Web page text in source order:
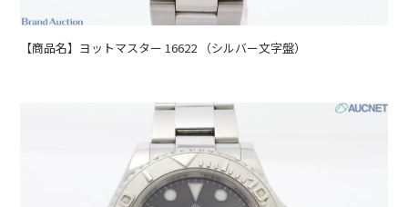
【商品名】ヨットマスター 16622 （シルバー文字盤）